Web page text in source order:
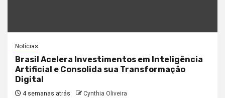
Notícias
Brasil Acelera Investimentos em Inteligência
Artificial e Consolida sua Transformação
Digital
4 semanas atrás Cynthia Oliveira